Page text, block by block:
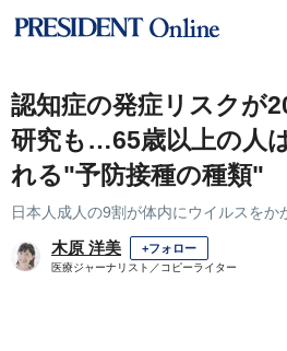
認知症の発症リスクが
研究も…65歳以上の人
れる"予防接種の種類"
日本人成人の9割が体内にウイルスをか
木原 洋美 +フォロー
医療ジャーナリスト／コピーライター